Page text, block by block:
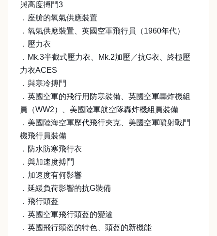
與高度搏鬥3
．座艙的氧氣供應裝置
．氧氣供應裝置、英國空軍飛行員（1960年代）
．壓力衣
．Mk.3半截式壓力衣、Mk.2加壓／抗G衣、終極壓
力衣ACES
．與寒冷搏鬥
．英國空軍的飛行用防寒裝備、英國空軍轟炸機組
員（WW2）、美國陸軍航空隊轟炸機組員裝備
．美國陸海空軍歷代飛行夾克、美國空軍噴射戰鬥
機飛行員裝備
．防水防寒飛行衣
．與加速度搏鬥
．加速度有何影響
．延緩負荷影響的抗G裝備
．飛行頭盔
．英國空軍飛行頭盔的變遷
．英國飛行頭盔的特色、頭盔的新機能